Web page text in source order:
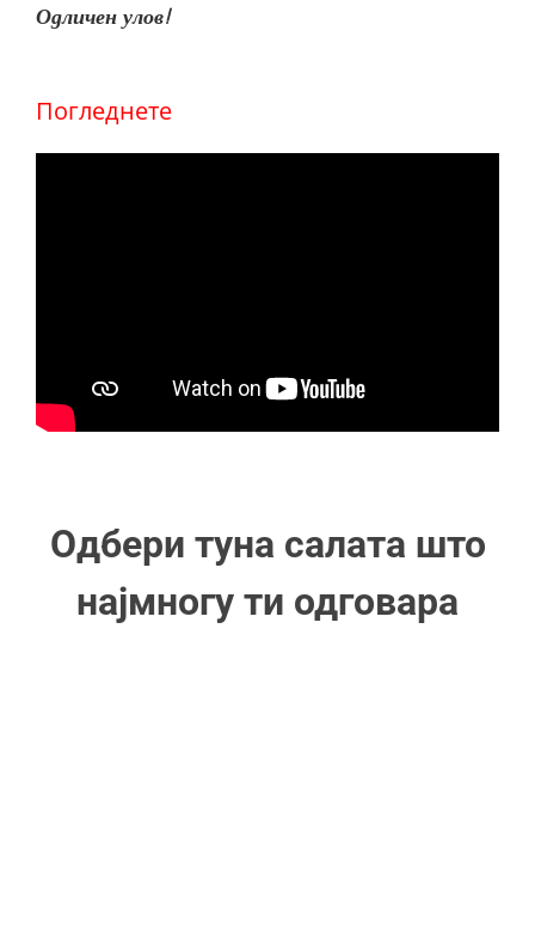
Одличен улов!
Погледнете
Одбери туна салата што
најмногу ти одговара